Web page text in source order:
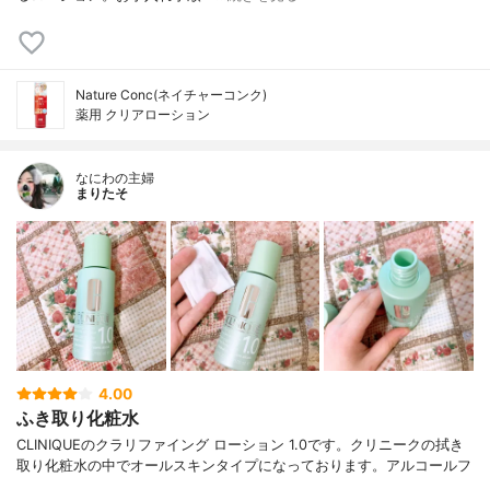
Nature Conc(ネイチャーコンク)
薬用 クリアローション
なにわの主婦
まりたそ
4.00
ふき取り化粧水
CLINIQUEのクラリファイング ローション 1.0です。クリニークの拭き
取り化粧水の中でオールスキンタイプになっております。アルコールフ